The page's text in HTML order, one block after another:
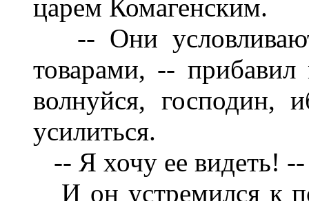
царем Комагенским.
-- Они
товарами, --
волнуйся, господин,
усилиться.
-- Я хочу ее видеть! --
И он устремился к